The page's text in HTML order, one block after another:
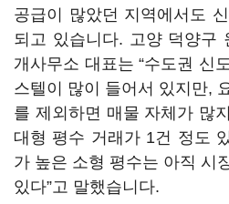
공급이 많았던 지역에서도
되고 있습니다. 고양 덕양구
개사무소 대표는 “수도권 신
스텔이 많이 들어서 있지만,
를 제외하면 매물 자체가 많
대형 평수 거래가 1건 정도
가 높은 소형 평수는 아직 시
있다”고 말했습니다.